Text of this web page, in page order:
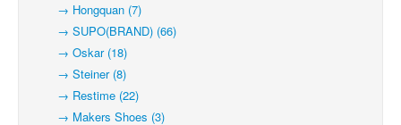
→ Hongquan (7)
→ SUPO(BRAND) (66)
→ Oskar (18)
→ Steiner (8)
→ Restime (22)
→ Makers Shoes (3)